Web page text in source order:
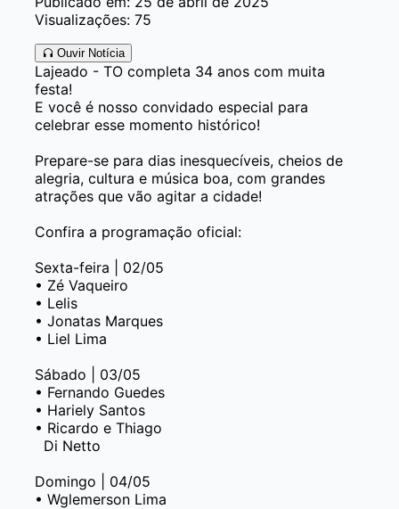
Visualizações: 75
Ouvir Notícia
Lajeado - TO completa 34 anos com muita
festa!
E você é nosso convidado especial para
celebrar esse momento histórico!
Prepare-se para dias inesquecíveis, cheios de
alegria, cultura e música boa, com grandes
atrações que vão agitar a cidade!
Confira a programação oficial:
Sexta-feira | 02/05
• Zé Vaqueiro
• Lelis
• Jonatas Marques
• Liel Lima
Sábado | 03/05
• Fernando Guedes
• Hariely Santos
• Ricardo e Thiago
Di Netto
Domingo | 04/05
• Wglemerson Lima